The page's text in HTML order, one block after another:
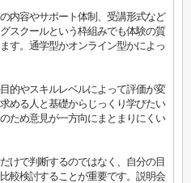
内容やサポート体制、受講形式など
スクールという枠組みでも体験の質
す。通学型かオンライン型かによっ
的やスキルレベルによって評価が変
める人と基礎からじっくり学びたい
ため意見が一方向にまとまりにくい
けで判断するのではなく、自分の目
較検討することが重要です。説明会